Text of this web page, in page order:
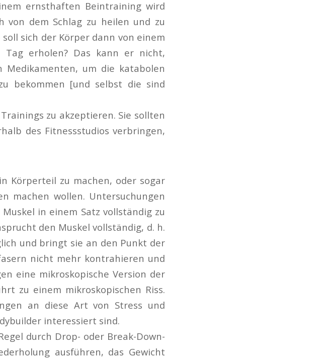
ernsthaften Beintraining wird
von dem Schlag zu heilen und zu
sich der Körper dann von einem
erholen? Das kann er nicht,
um die katabolen
bekommen [und selbst die sind
zu akzeptieren. Sie sollten
des Fitnessstudios verbringen,
Körperteil zu machen, oder sogar
machen wollen. Untersuchungen
in einem Satz vollständig zu
den Muskel vollständig, d. h.
und bringt sie an den Punkt der
nicht mehr kontrahieren und
eine mikroskopische Version der
zu einem mikroskopischen Riss.
an diese Art von Stress und
interessiert sind.
durch Drop- oder Break-Down-
ausführen, das Gewicht